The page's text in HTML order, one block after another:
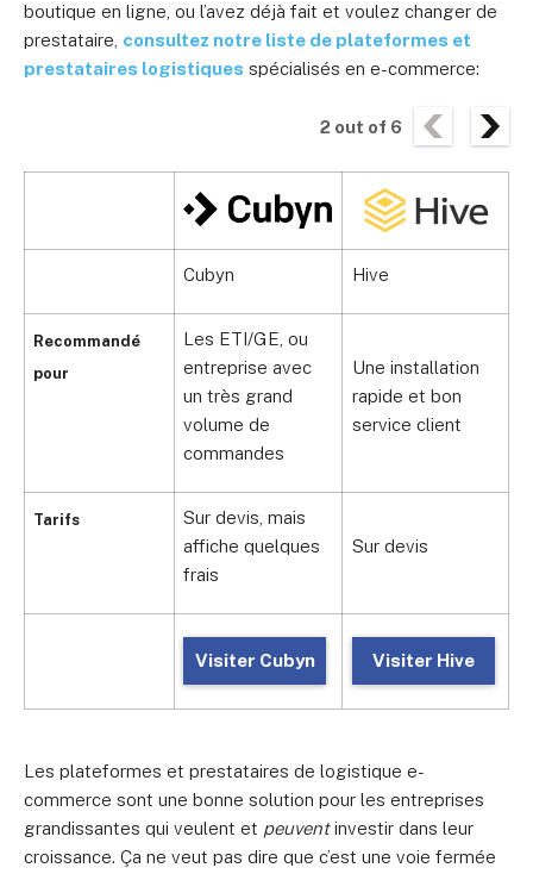
boutique en ligne, ou l’avez déjà fait et voulez changer de
prestataire, consultez notre liste de plateformes et
prestataires logistiques spécialisés en e-commerce:
2 out of 6
Recommandé
pour
Tarifs
Cubyn Hive
Les ETI/GE, ou
entreprise avec
un très grand
volume de
commandes
Une installation
rapide et bon
service client
Sur devis, mais
affiche quelques
frais
Sur devis
Visiter Cubyn Visiter Hive
Les plateformes et prestataires de logistique e-
commerce sont une bonne solution pour les entreprises
grandissantes qui veulent et peuventinvestir dans leur
croissance. Ça ne veut pas dire que c’est une voie fermée